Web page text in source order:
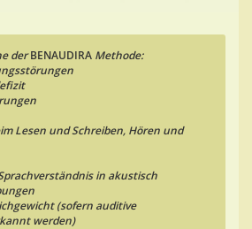
derBENAUDIRA Methode:
Lesen und Schreiben, Hören und
in akustisch
(sofern auditive
werden)